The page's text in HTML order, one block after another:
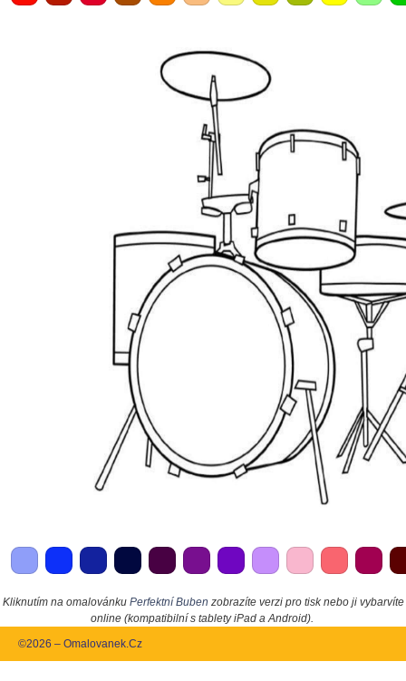
Kliknutím na omalovánku Perfektní Buben zobrazíte verzi pro tisk nebo ji vybarvíte
online (kompatibilní s tablety iPad a Android).
©2026 – Omalovanek.Cz